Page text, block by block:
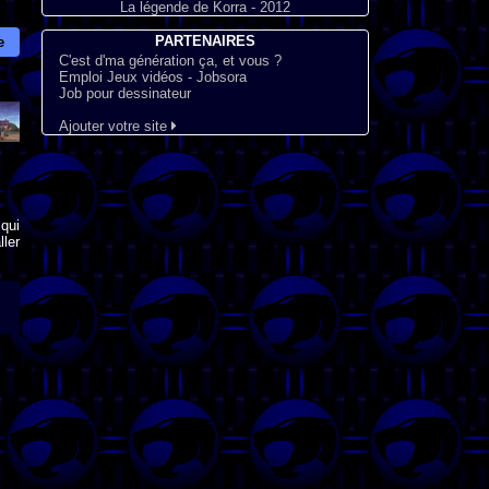
La légende de Korra - 2012
PARTENAIRES
C'est d'ma génération ça, et vous ?
Emploi Jeux vidéos - Jobsora
Job pour dessinateur
Ajouter votre site